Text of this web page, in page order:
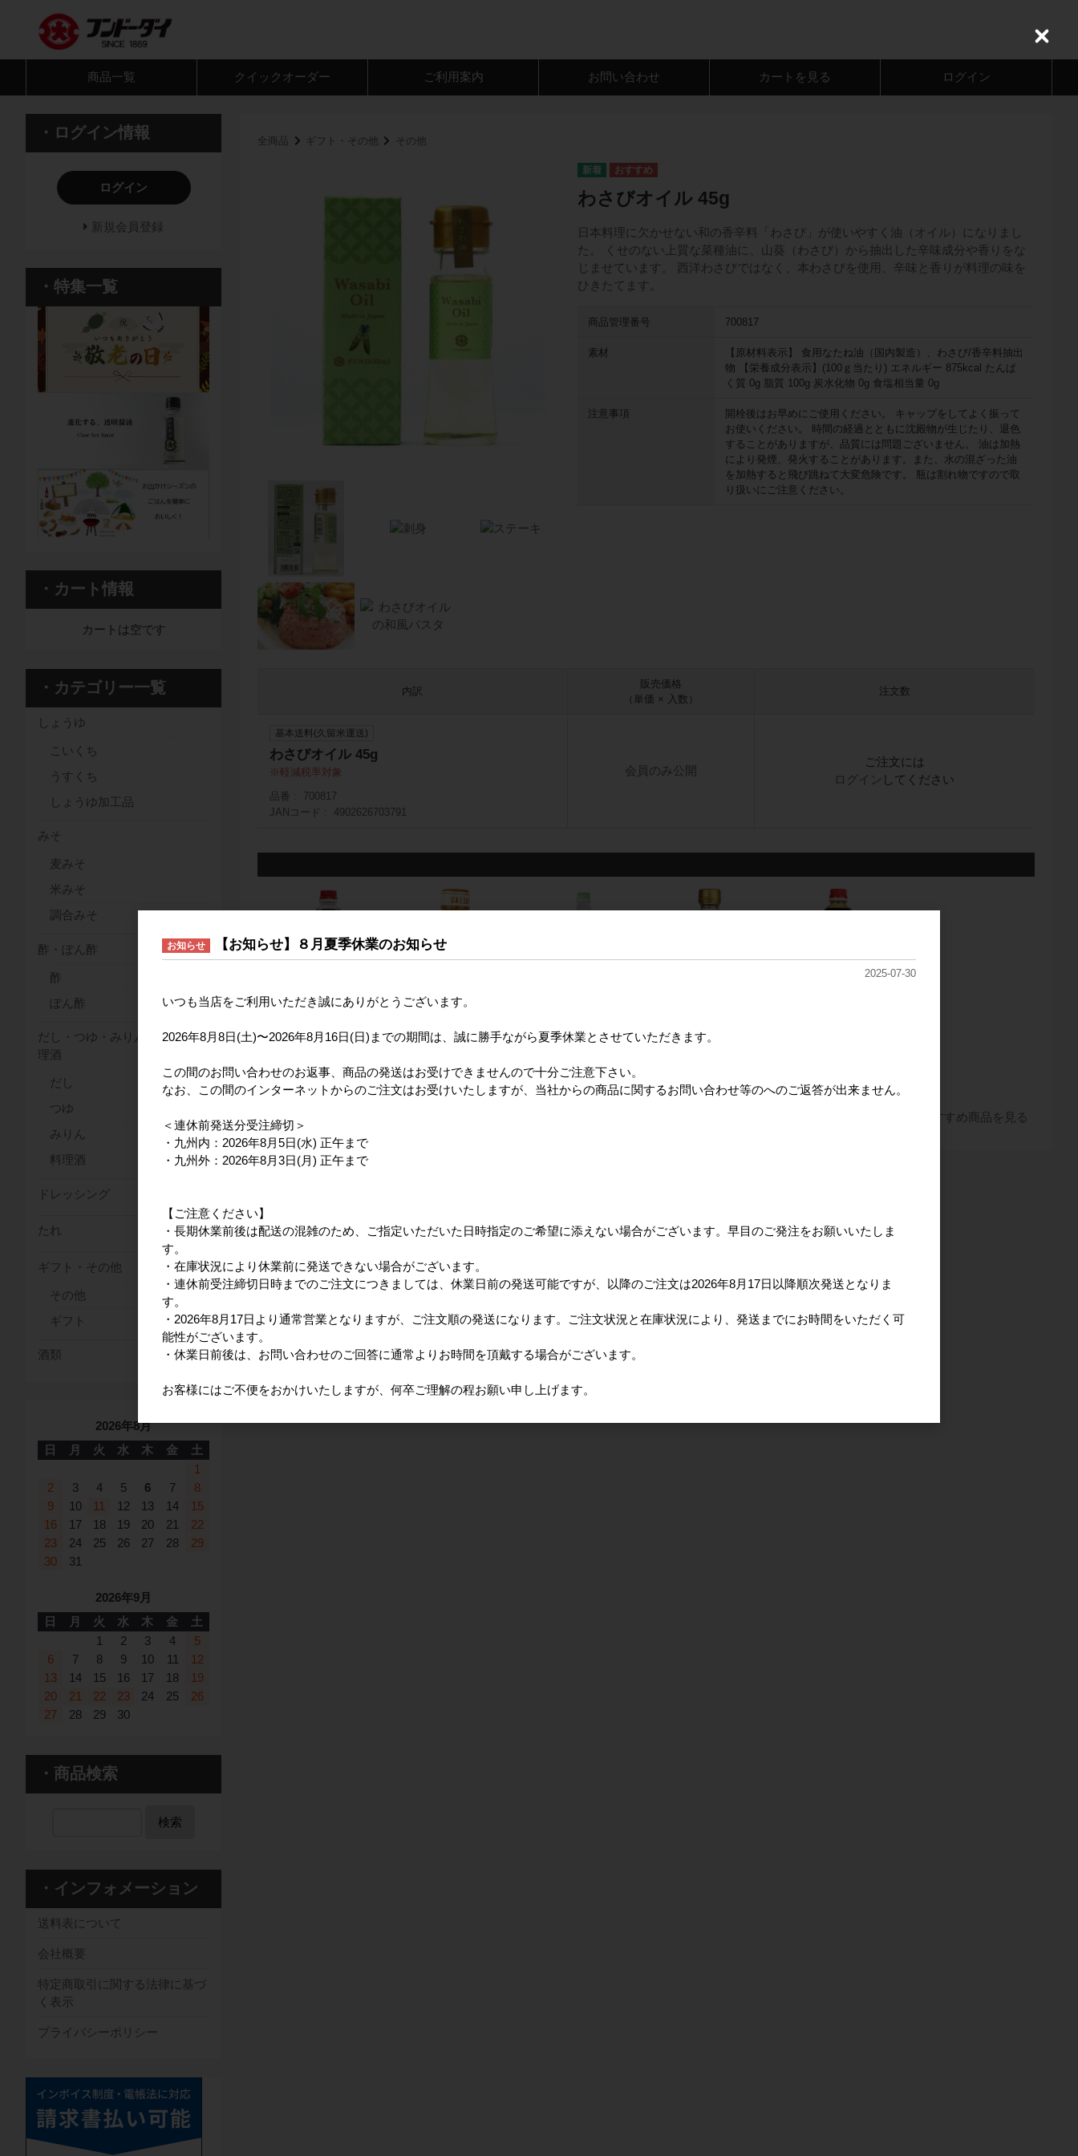
商品一覧 クイック オーダー ご利用案内 お問い合わせ カートを見る ログイン
全商品 ギフト・その他 その他
わさびオイル 45g
日本料理に欠かせない和の香辛料「わさび」が使いやすく油（オイル）になりまし
た。 くせのない上質な菜種油に、山葵（わさび）から抽出した辛味成分や香りをな
じませています。 西洋わさびではなく、本わさびを使用、辛味と香りが料理の味を
ひきたてます。
商品管理番号 700817
素材
【原材料表示】 食用なたね油（国内製造）、わさび/香辛料抽出
物 【栄養成分表示】(100ｇ当たり) エネルギー 875kcal たんぱ
く質 0g 脂質 100g 炭水化物 0g 食塩相当量 0g
注意事項
開栓後はお早めにご使用ください。 キャップをしてよく振って
お使いください。 時間の経過とともに沈殿物が生じたり、退色
することがありますが、品質には問題ございません。 油は加熱
により発煙、発火することがあります。また、水の混ざった油
を加熱すると飛び跳ねて大変危険です。 瓶は割れ物ですので取
り扱いにご注意ください。
内訳
販売価格
（単価 × 入数）
注文数
基本送料(久留米運送)
わさびオイル 45g
軽減税率対象
品番
700817
JANコード
4902626703791
会員のみ公開
ご注文には
ログイン してください
減塩醤油 1LP
JAあしきた サラたまち
280mlP
うすくち本醸造(淡口)
寿司酢 360ml瓶
すべてのおすすめ商品を見る
・ログイン情報
ログイン
新規会員登録
・特集一覧
・カート情報
カートは空です
・カテゴリー一覧
しょうゆ
こいくち
うすくち
しょうゆ加工品
みそ
麦みそ
米みそ
調合みそ
酢・ぽん酢
酢
ぽん酢
だし・つゆ・みりん・料
理酒
だし
つゆ
みりん
料理酒
ドレッシング
たれ
ギフト・その他
その他
ギフト
酒類
2026年8月
日
月 火 水 木 金
土
1
2
3 4 5 6 7
8
9
10 11 12 13 14
15
16
17 18 19 20 21
22
23
24 25 26 27 28
29
30
31
2026年9月
日
月 火 水 木 金
土
1
2 3 4
5
6
7 8 9 10 11
12
13
14 15 16 17 18
19
20
21 22 23 24 25
26
27
28 29 30
・商品検索
検索
・インフォメーション
送料表について
会社概要
特定商取引に関する法律に基づ
く表示
プライバシーポリシー
お知らせ 【お知らせ】８月夏季休業のお知らせ
2025-07-30
いつも当店をご利用いただき誠にありがとうございます。
2026年8月8日(土)〜2026年8月16日(日)までの期間は、誠に勝手ながら夏季休業とさせていただきます。
この間のお問い合わせのお返事、商品の発送はお受けできませんので十分ご注意下さい。
なお、この間のインターネットからのご注文はお受けいたしますが、当社からの商品に関するお問い合わせ等のへのご返答が出来ません。
＜連休前発送分受注締切＞
・九州内：2026年8月5日(水) 正午まで
・九州外：2026年8月3日(月) 正午まで
【ご注意ください】
・長期休業前後は配送の混雑のため、ご指定いただいた日時指定のご希望に添えない場合がございます。早目のご発注をお願いいたしま
す。
・在庫状況により休業前に発送できない場合がございます。
・連休前受注締切日時までのご注文につきましては、休業日前の発送可能ですが、以降のご注文は2026年8月17日以降順次発送となりま
す。
・2026年8月17日より通常営業となりますが、ご注文順の発送になります。ご注文状況と在庫状況により、発送までにお時間をいただく可
能性がございます。
・休業日前後は、お問い合わせのご回答に通常よりお時間を頂戴する場合がございます。
お客様にはご不便をおかけいたしますが、何卒ご理解の程お願い申し上げます。
C
l
e